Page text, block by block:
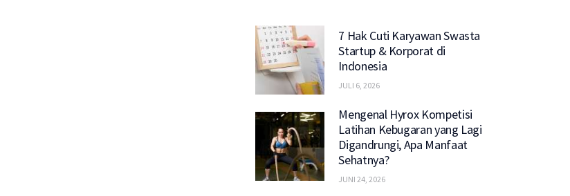
7 Hak Cuti Karyawan Swasta
Startup & Korporat di
Indonesia
JULI 6, 2026
Mengenal Hyrox Kompetisi
Latihan Kebugaran yang Lagi
Digandrungi, Apa Manfaat
Sehatnya?
JUNI 24, 2026